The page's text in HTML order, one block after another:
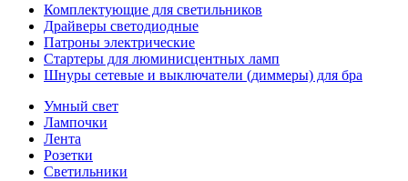
Комплектующие для светильников
Драйверы светодиодные
Патроны электрические
Стартеры для люминисцентных ламп
Шнуры сетевые и выключатели (диммеры) для бра
Умный свет
Лампочки
Лента
Розетки
Светильники